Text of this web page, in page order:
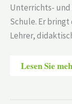
Unterrichts-
Schule. Er
Lehrer,
Lesen Sie